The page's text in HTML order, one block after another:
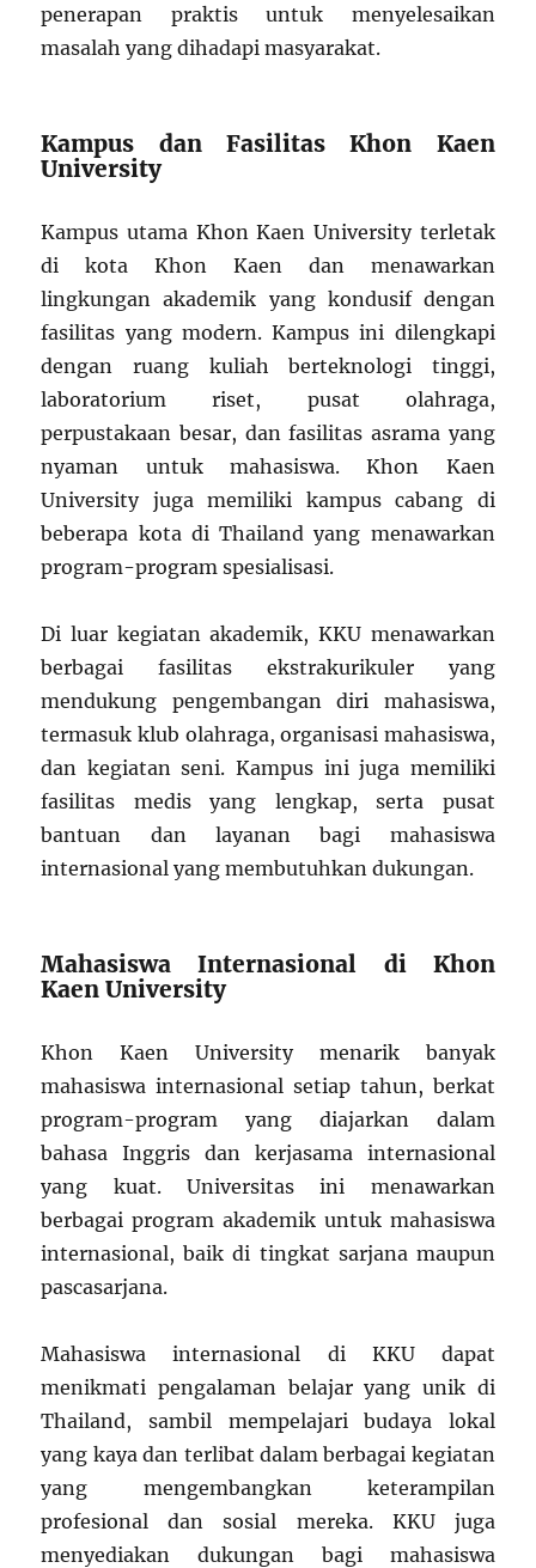
penerapan praktis untuk menyelesaikan
masalah yang dihadapi masyarakat.
Kampus dan Fasilitas Khon Kaen
University
Kampus utama Khon Kaen University terletak
di kota Khon Kaen dan menawarkan
lingkungan akademik yang kondusif dengan
fasilitas yang modern. Kampus ini dilengkapi
dengan ruang kuliah berteknologi tinggi,
laboratorium riset, pusat olahraga,
perpustakaan besar, dan fasilitas asrama yang
nyaman untuk mahasiswa. Khon Kaen
University juga memiliki kampus cabang di
beberapa kota di Thailand yang menawarkan
program-program spesialisasi.
Di luar kegiatan akademik, KKU menawarkan
berbagai fasilitas ekstrakurikuler yang
mendukung pengembangan diri mahasiswa,
termasuk klub olahraga, organisasi mahasiswa,
dan kegiatan seni. Kampus ini juga memiliki
fasilitas medis yang lengkap, serta pusat
bantuan dan layanan bagi mahasiswa
internasional yang membutuhkan dukungan.
Mahasiswa Internasional di Khon
Kaen University
Khon Kaen University menarik banyak
mahasiswa internasional setiap tahun, berkat
program-program yang diajarkan dalam
bahasa Inggris dan kerjasama internasional
yang kuat. Universitas ini menawarkan
berbagai program akademik untuk mahasiswa
internasional, baik di tingkat sarjana maupun
pascasarjana.
Mahasiswa internasional di KKU dapat
menikmati pengalaman belajar yang unik di
Thailand, sambil mempelajari budaya lokal
yang kaya dan terlibat dalam berbagai kegiatan
yang mengembangkan keterampilan
profesional dan sosial mereka. KKU juga
menyediakan dukungan bagi mahasiswa